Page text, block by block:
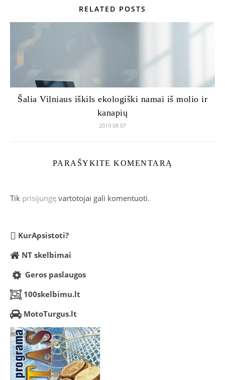
RELATED POSTS
Šalia Vilniaus iškils ekologiški namai iš molio ir
kanapių
2019 08 07
PARAŠYKITE KOMENTARĄ
Tik prisijungę vartotojai gali komentuoti.
KurApsistoti?
NT skelbimai
Geros paslaugos
100skelbimu.lt
MotoTurgus.lt